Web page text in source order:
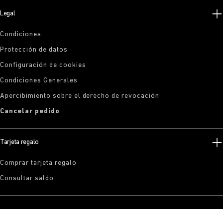
Legal
Condiciones
Protección de datos
Configuración de cookies
Condiciones Generales
Apercibimiento sobre el derecho de revocación
Cancelar pedido
Tarjeta regalo
Comprar tarjeta regalo
Consultar saldo